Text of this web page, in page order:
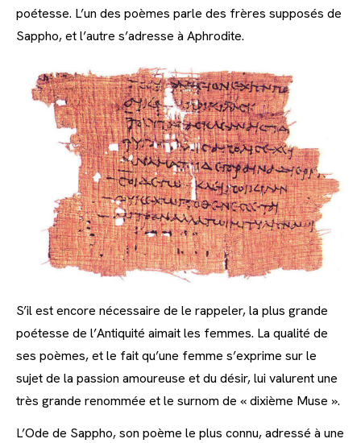
poétesse. L’un des poèmes parle des frères supposés de
Sappho, et l’autre s’adresse à Aphrodite.
S’il est encore nécessaire de le rappeler, la plus grande
poétesse de l’Antiquité aimait les femmes. La qualité de
ses poèmes, et le fait qu’une femme s’exprime sur le
sujet de la passion amoureuse et du désir, lui valurent une
très grande renommée et le surnom de « dixième Muse ».
L’Ode de Sappho, son poème le plus connu, adressé à une